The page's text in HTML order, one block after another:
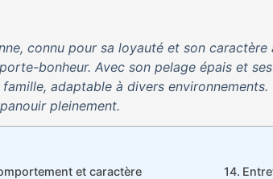
connu pour sa loyauté et son
bonheur. Avec son pelage épais et
adaptable à divers
pleinement.
et caractère